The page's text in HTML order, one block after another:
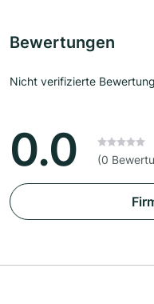
Bewertungen
Nicht verifizierte
0.0 (0